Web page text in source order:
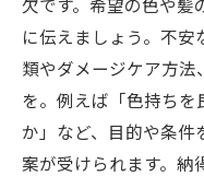
欠です。希望の色や髪
に伝えましょう。不安
類やダメージケア方法
を。例えば「色持ち
か」など、目的や条件
案が受けられます。納